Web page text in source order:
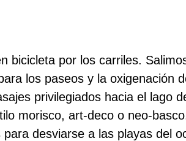
bicicleta por los carriles.
los paseos y la oxigenación
privilegiados hacia el lago
morisco, art-deco o neo-
desviarse a las playas del